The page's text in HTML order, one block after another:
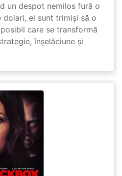
un despot nemilos fură o
dolari, ei sunt trimiși să o
care se transformă
înșelăciune și